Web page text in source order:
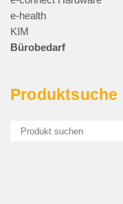
e-health
KIM
Bürobedarf
Produktsuche